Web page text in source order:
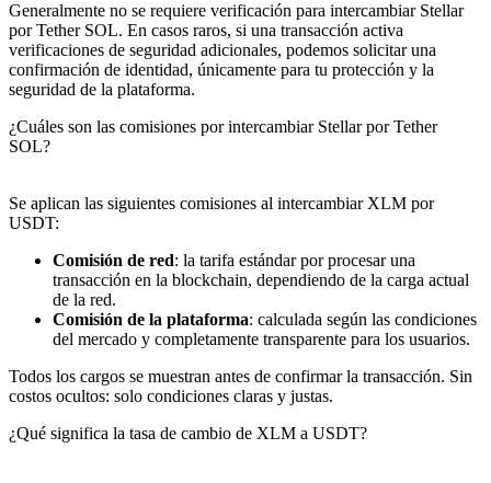
Generalmente no se requiere verificación para intercambiar Stellar
por Tether SOL. En casos raros, si una transacción activa
verificaciones de seguridad adicionales, podemos solicitar una
confirmación de identidad, únicamente para tu protección y la
seguridad de la plataforma.
¿Cuáles son las comisiones por intercambiar Stellar por Tether
SOL?
Se aplican las siguientes comisiones al intercambiar XLM por
USDT:
Comisión de red: la tarifa estándar por procesar una
transacción en la blockchain, dependiendo de la carga actual
de la red.
Comisión de la plataforma: calculada según las condiciones
del mercado y completamente transparente para los usuarios.
Todos los cargos se muestran antes de confirmar la transacción. Sin
costos ocultos: solo condiciones claras y justas.
¿Qué significa la tasa de cambio de XLM a USDT?